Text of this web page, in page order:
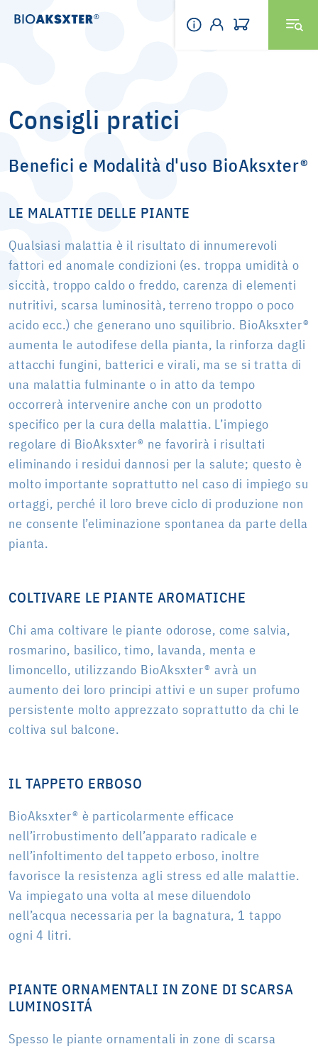
Consigli pratici
Benefici e Modalità d'uso BioAksxter®
LE MALATTIE DELLE PIANTE
Qualsiasi malattia è il risultato di innumerevoli
fattori ed anomale condizioni (es. troppa umidità o
siccità, troppo caldo o freddo, carenza di elementi
nutritivi, scarsa luminosità, terreno troppo o poco
acido ecc.) che generano uno squilibrio. BioAksxter®
aumenta le autodifese della pianta, la rinforza dagli
attacchi fungini, batterici e virali, ma se si tratta di
una malattia fulminante o in atto da tempo
occorrerà intervenire anche con un prodotto
specifico per la cura della malattia. L’impiego
regolare di BioAksxter® ne favorirà i risultati
eliminando i residui dannosi per la salute; questo è
molto importante soprattutto nel caso di impiego su
ortaggi, perché il loro breve ciclo di produzione non
ne consente l’eliminazione spontanea da parte della
pianta.
COLTIVARE LE PIANTE AROMATICHE
Chi ama coltivare le piante odorose, come salvia,
rosmarino, basilico, timo, lavanda, menta e
limoncello, utilizzando BioAksxter® avrà un
aumento dei loro principi attivi e un super profumo
persistente molto apprezzato soprattutto da chi le
coltiva sul balcone.
IL TAPPETO ERBOSO
BioAksxter® è particolarmente efficace
nell’irrobustimento dell’apparato radicale e
nell’infoltimento del tappeto erboso, inoltre
favorisce la resistenza agli stress ed alle malattie.
Va impiegato una volta al mese diluendolo
nell’acqua necessaria per la bagnatura, 1 tappo
ogni 4 litri.
PIANTE ORNAMENTALI IN ZONE DI SCARSA
LUMINOSITÁ
Spesso le piante ornamentali in zone di scarsa